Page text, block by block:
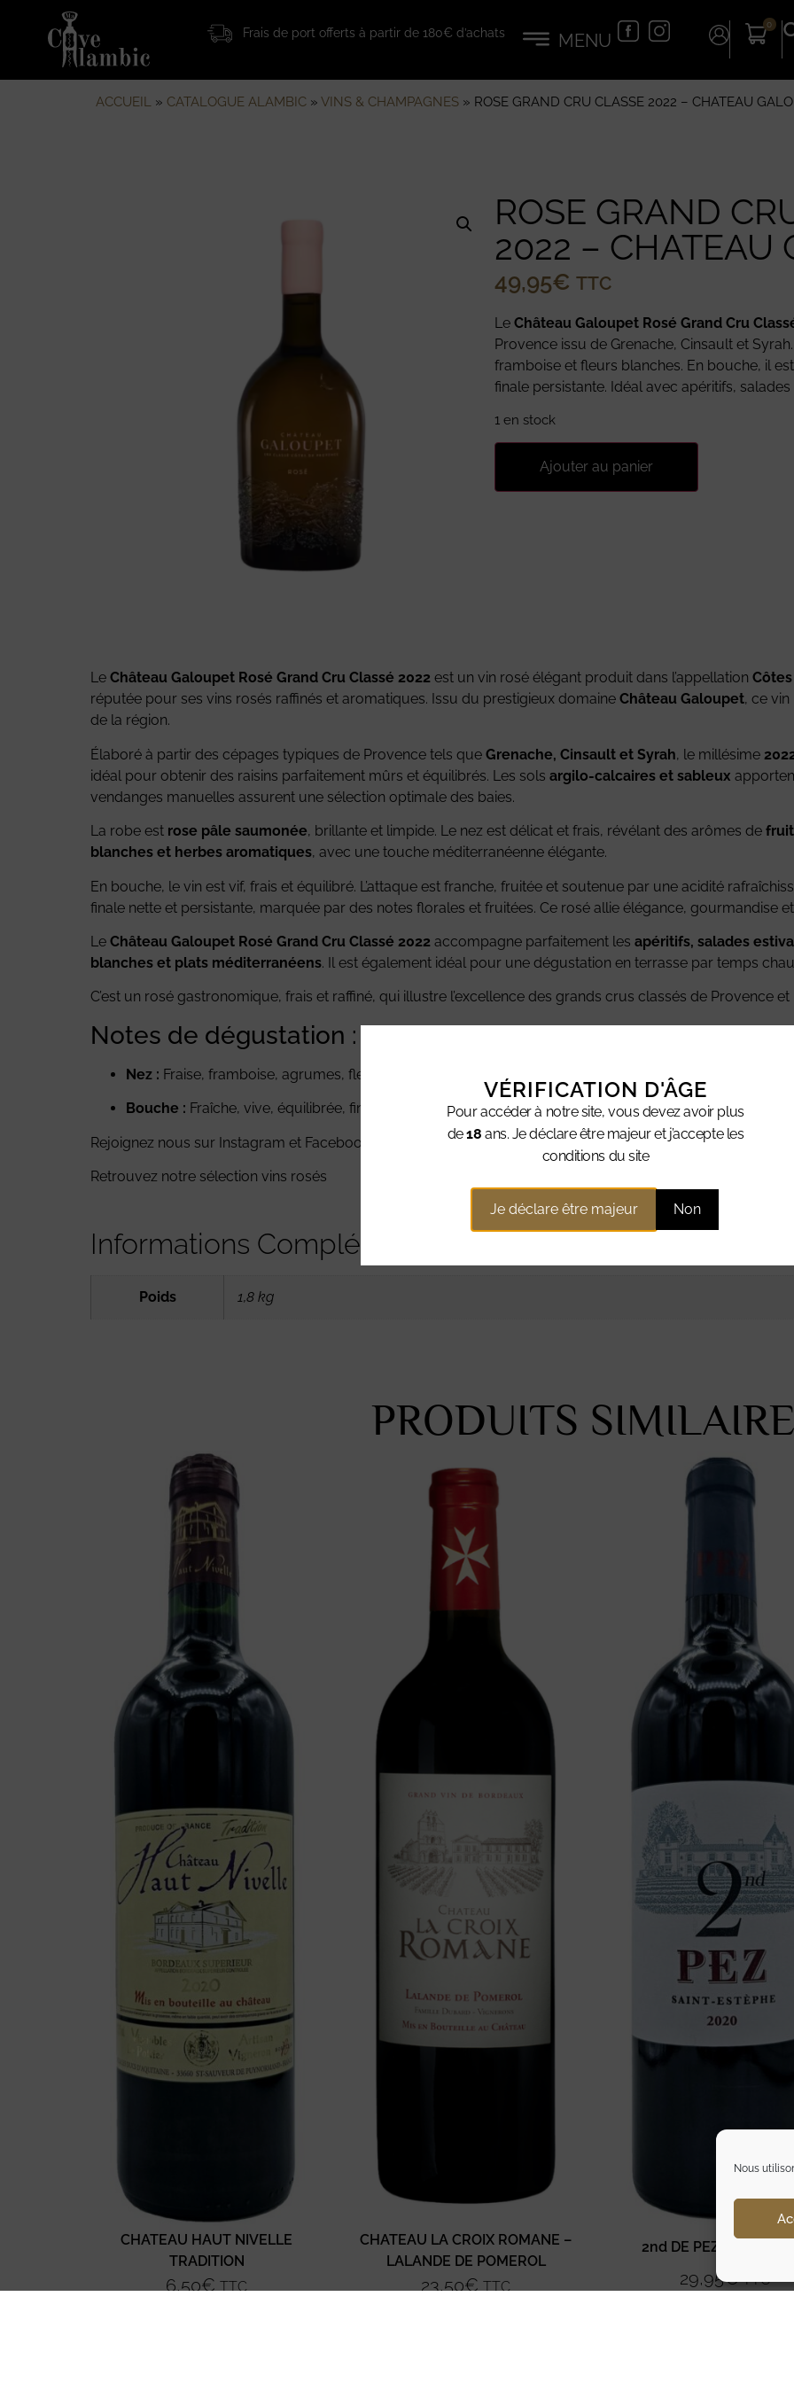
Nous
Frais de port offerts à partir de 180€ d’achats
0
ACCUEIL» CATALOGUE ALAMBIC» VINS & CHAMPAGNES» ROSE GRAND CRU CLASSE 2022 – CHATEAU
ROSE GRAND
2022 – CHATEAU
49,95€ TTC
Le Château Galoupet Rosé Grand Cru
Provence issu de Grenache, Cinsault et
framboise et fleurs blanches. En bouche, il
finale persistante. Idéal avec apéritifs,
1 en stock
Ajouter au panier
Le Château Galoupet Rosé Grand Cru Classé 2022 est un vin rosé élégant produit dans l’appellation
réputée pour ses vins rosés raffinés et aromatiques. Issu du prestigieux domaine Château Galoupet, ce
de la région.
Élaboré à partir des cépages typiques de Provence tels que Grenache, Cinsault et Syrah, le millésime
idéal pour obtenir des raisins parfaitement mûrs et équilibrés. Les sols argilo-calcaires et sableux
vendanges manuelles assurent une sélection optimale des baies.
La robe est rose pâle saumonée, brillante et limpide. Le nez est délicat et frais, révélant des arômes de
blanches et herbes aromatiques, avec une touche méditerranéenne élégante.
En bouche, le vin est vif, frais et équilibré. L’attaque est franche, fruitée et soutenue par une acidité
finale nette et persistante, marquée par des notes florales et fruitées. Ce rosé allie élégance, gourmandise
Le Château Galoupet Rosé Grand Cru Classé 2022 accompagne parfaitement les apéritifs, salades
blanches et plats méditerranéens. Il est également idéal pour une dégustation en terrasse par temps
C’est un rosé gastronomique, frais et raffiné, qui illustre l’excellence des grands crus classés de Provence et
Notes de dégustation :
Nez : Fraise, framboise, agrumes, fleurs blanches, herbes aromatiques.
Bouche : Fraîche, vive, équilibrée, finale nette et persistante.
Rejoignez nous sur Instagram et Facebook
Retrouvez notre sélection vins rosés
Informations Complémentaires
Poids 1,8 kg
PRODUITS
CHATEAU HAUT NIVELLE
TRADITION
6,50€ TTC
CHATEAU LA CROIX ROMANE –
LALANDE DE POMEROL
23,50€ TTC
2nd DE PEZ ST
29,95€ TTC
VÉRIFICATION D'ÂGE
Pour accéder à notre site, vous devez avoir plus
de18 ans. Je déclare être majeur et j’accepte les
conditions du site
Je déclare être majeur Non